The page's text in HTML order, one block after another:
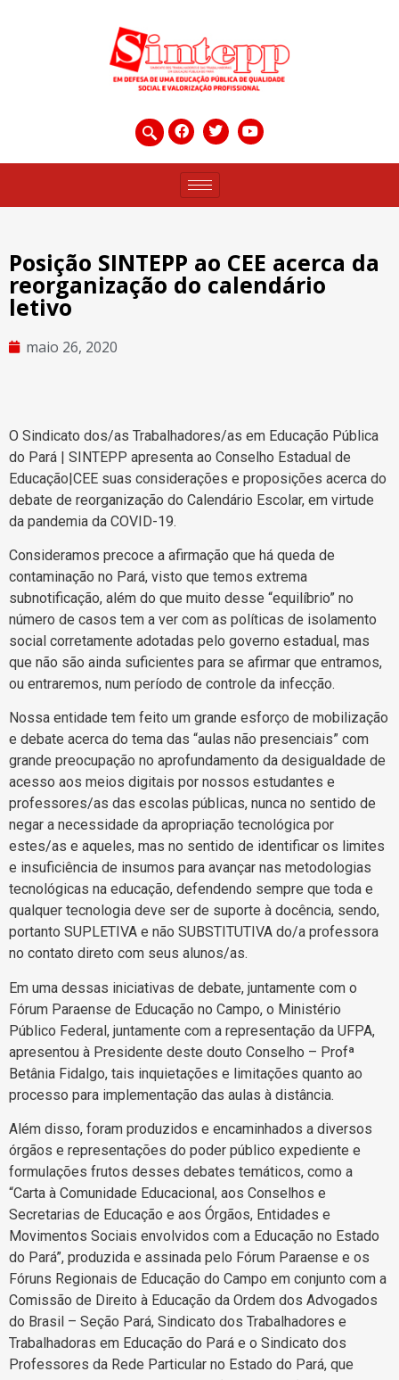
Posição SINTEPP ao CEE acerca da
reorganização do calendário
letivo
maio 26, 2020
O Sindicato dos/as Trabalhadores/as em Educação Pública
do Pará | SINTEPP apresenta ao Conselho Estadual de
Educação|CEE suas considerações e proposições acerca do
debate de reorganização do Calendário Escolar, em virtude
da pandemia da COVID-19.
Consideramos precoce a afirmação que há queda de
contaminação no Pará, visto que temos extrema
subnotificação, além do que muito desse “equilíbrio” no
número de casos tem a ver com as políticas de isolamento
social corretamente adotadas pelo governo estadual, mas
que não são ainda suficientes para se afirmar que entramos,
ou entraremos, num período de controle da infecção.
Nossa entidade tem feito um grande esforço de mobilização
e debate acerca do tema das “aulas não presenciais” com
grande preocupação no aprofundamento da desigualdade de
acesso aos meios digitais por nossos estudantes e
professores/as das escolas públicas, nunca no sentido de
negar a necessidade da apropriação tecnológica por
estes/as e aqueles, mas no sentido de identificar os limites
e insuficiência de insumos para avançar nas metodologias
tecnológicas na educação, defendendo sempre que toda e
qualquer tecnologia deve ser de suporte à docência, sendo,
portanto SUPLETIVA e não SUBSTITUTIVA do/a professora
no contato direto com seus alunos/as.
Em uma dessas iniciativas de debate, juntamente com o
Fórum Paraense de Educação no Campo, o Ministério
Público Federal, juntamente com a representação da UFPA,
apresentou à Presidente deste douto Conselho – Profª
Betânia Fidalgo, tais inquietações e limitações quanto ao
processo para implementação das aulas à distância.
Além disso, foram produzidos e encaminhados a diversos
órgãos e representações do poder público expediente e
formulações frutos desses debates temáticos, como a
“Carta à Comunidade Educacional, aos Conselhos e
Secretarias de Educação e aos Órgãos, Entidades e
Movimentos Sociais envolvidos com a Educação no Estado
do Pará”, produzida e assinada pelo Fórum Paraense e os
Fóruns Regionais de Educação do Campo em conjunto com a
Comissão de Direito à Educação da Ordem dos Advogados
do Brasil – Seção Pará, Sindicato dos Trabalhadores e
Trabalhadoras em Educação do Pará e o Sindicato dos
Professores da Rede Particular no Estado do Pará, que